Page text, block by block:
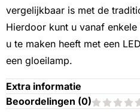
vergelijkbaar is met de
Hierdoor kunt u vanaf
u te maken heeft met een
een gloeilamp.
Extra informatie
Beoordelingen (0)